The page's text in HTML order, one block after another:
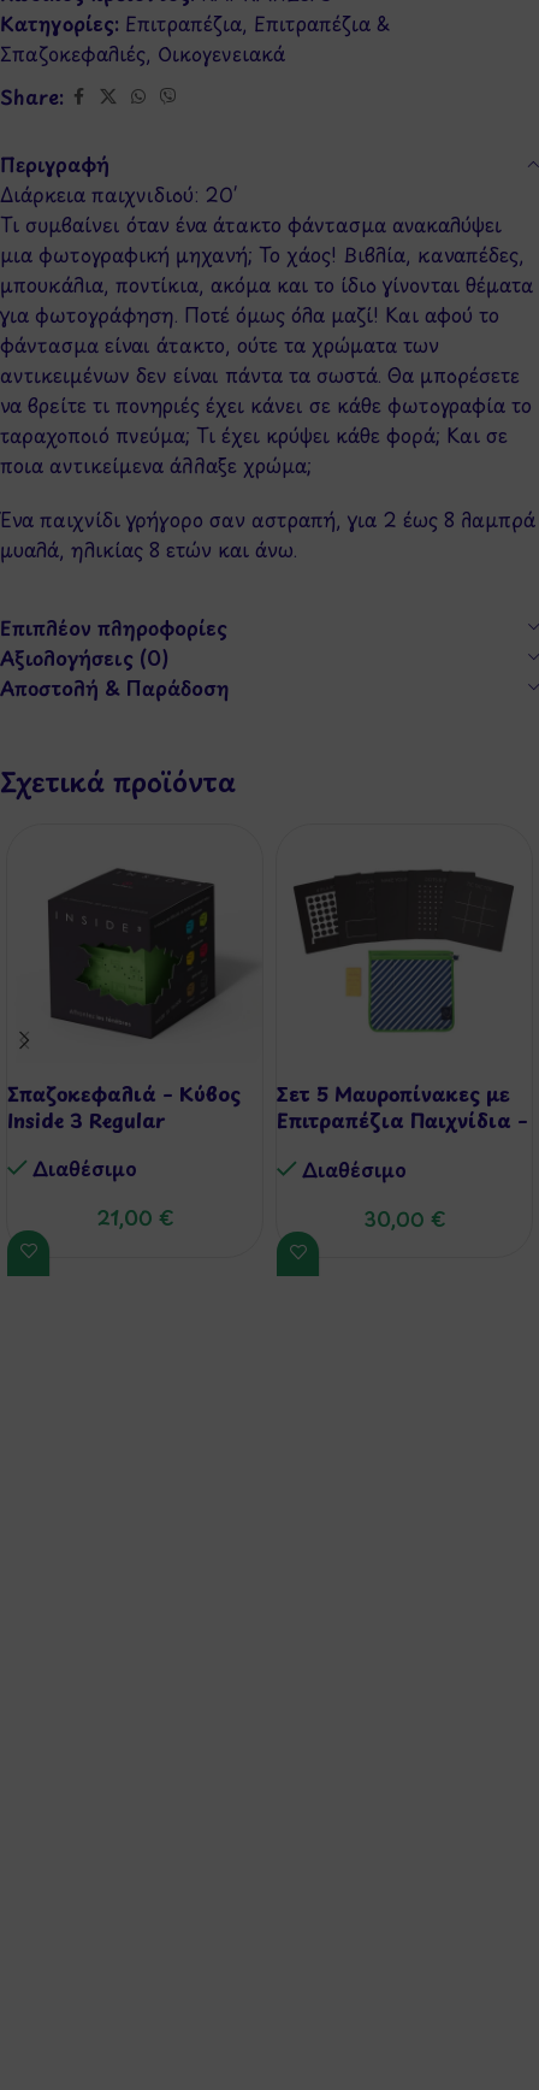
Κατηγορίες: Επιτραπέζια, Επιτραπέζια &
Σπαζοκεφαλιές, Οικογενειακά
Share:
Περιγραφή
Διάρκεια παιχνιδιού: 20′
Τι συμβαίνει όταν ένα άτακτο φάντασμα ανακαλύψει
μια φωτογραφική μηχανή; Το χάος! Βιβλία, καναπέδες,
μπουκάλια, ποντίκια, ακόμα και το ίδιο γίνονται θέματα
για φωτογράφηση. Ποτέ όμως όλα μαζί! Και αφού το
φάντασμα είναι άτακτο, ούτε τα χρώματα των
αντικειμένων δεν είναι πάντα τα σωστά. Θα μπορέσετε
να βρείτε τι πονηριές έχει κάνει σε κάθε φωτογραφία το
ταραχοποιό πνεύμα; Τι έχει κρύψει κάθε φορά; Και σε
ποια αντικείμενα άλλαξε χρώμα;
Ένα παιχνίδι γρήγορο σαν αστραπή, για 2 έως 8 λαμπρά
μυαλά, ηλικίας 8 ετών και άνω.
Επιπλέον πληροφορίες
Αξιολογήσεις (0)
Αποστολή & Παράδοση
Σχετικά προϊόντα
Σπαζοκεφαλιά – Κύβος
Inside 3 Regular
Διαθέσιμo
21,00 €
Σετ 5 Μαυροπίνακες με
Επιτραπέζια Παιχνίδια –
Διαθέσιμo
30,00 €